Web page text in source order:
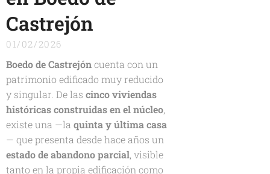
Castrejón
01/02/2026
Boedo de Castrejóncuenta con un
patrimonio edificado muy reducido
y singular. De las cinco viviendas
históricas construidas en el núcleo,
existe una —la quinta y última casa
— que presenta desde hace años un
estado de abandono parcial, visible
tanto en la propia edificación como